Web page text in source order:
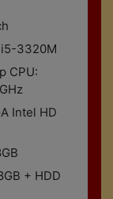
3320M
CPU:
Intel HD
+ HDD